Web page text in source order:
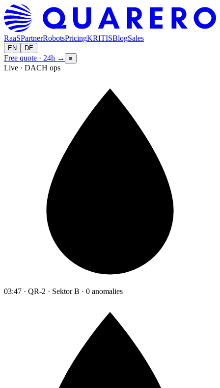
RaaSPartnerRobotsPricingKRITISBlogSales
EN DE
Free quote · 24h → ≡
Live · DACH ops
03:47 · QR-2 · Sektor B · 0 anomalies